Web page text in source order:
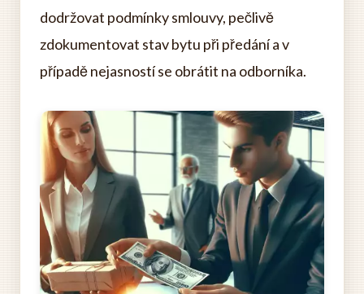
dodržovat podmínky smlouvy, pečlivě
zdokumentovat stav bytu při předání a v
případě nejasností se obrátit na odborníka.